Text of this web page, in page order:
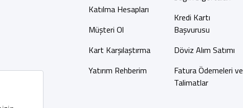
Katılma Hesapları
Müşteri Ol
Kart Karşılaştırma
Yatırım Rehberim
Kredi Kartı
Başvurusu
Döviz Alım Satımı
Fatura Ödemeleri ve
Talimatlar